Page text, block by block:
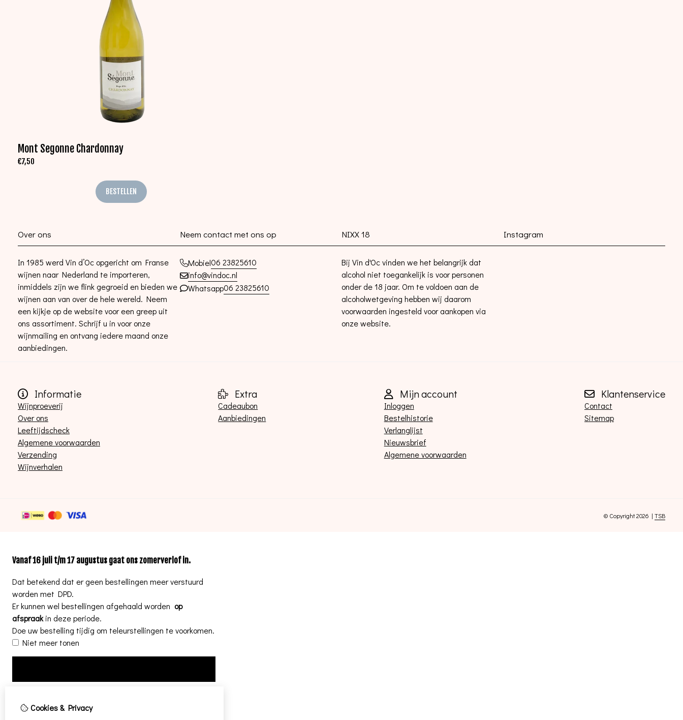
Mont Segonne Chardonnay
€7,50
BESTELLEN
Over ons
In 1985 werd Vin d’Oc opgericht om Franse
wijnen naar Nederland te importeren,
inmiddels zijn we flink gegroeid en bieden we
wijnen aan van over de hele wereld. Neem
een kijkje op de website voor een greep uit
ons assortiment. Schrijf u in voor onze
wijnmailing en ontvang iedere maand onze
aanbiedingen.
Neem contact met ons op
Mobiel06 23825610
info@vindoc.nl
Whatsapp06 23825610
NIXX 18
Bij Vin d'Oc vinden we het belangrijk dat
alcohol niet toegankelijk is voor personen
onder de 18 jaar. Om te voldoen aan de
alcoholwetgeving hebben wij daarom
voorwaarden ingesteld voor aankopen via
onze website.
Instagram
Informatie
Wijnproeverij
Over ons
Leeftijdscheck
Algemene voorwaarden
Verzending
Wijnverhalen
Extra
Cadeaubon
Aanbiedingen
Mijn account
Inloggen
Bestelhistorie
Verlanglijst
Nieuwsbrief
Algemene voorwaarden
Klantenservice
Contact
Sitemap
© Copyright 2026 | TSB
Cookies & Privacy
Vanaf 16 juli t/m 17 augustus gaat ons zomerverlof in.
Dat betekend dat er geen bestellingen meer verstuurd
worden met DPD.
Er kunnen wel bestellingen afgehaald worden op
afspraakin deze periode.
Doe uw bestelling tijdig om teleurstellingen te voorkomen.
Niet meer tonen